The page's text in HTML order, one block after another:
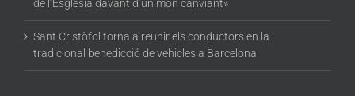
de l’Església davant d’un món canviant»
Sant Cristòfol torna a reunir els conductors en la
tradicional benedicció de vehicles a Barcelona